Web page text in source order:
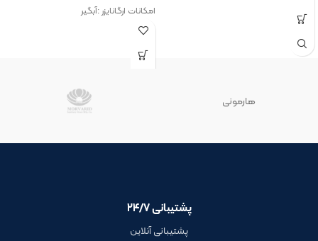
امکانات ارگانایزر :آبگیر
هارمونی
پشتیبانی ۲۴/۷
پشتیبانی آنلاین